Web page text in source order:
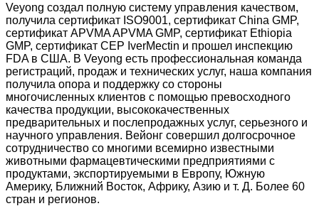
Veyong создал полную систему управления качеством,
получила сертификат ISO9001, сертификат China GMP,
сертификат APVMA APVMA GMP, сертификат Ethiopia
GMP, сертификат CEP IverMectin и прошел инспекцию
FDA в США. В Veyong есть профессиональная команда
регистраций, продаж и технических услуг, наша компания
получила опора и поддержку со стороны
многочисленных клиентов с помощью превосходного
качества продукции, высококачественных
предварительных и послепродажных услуг, серьезного и
научного управления. Вейонг совершил долгосрочное
сотрудничество со многими всемирно известными
животными фармацевтическими предприятиями с
продуктами, экспортируемыми в Европу, Южную
Америку, Ближний Восток, Африку, Азию и т. Д. Более 60
стран и регионов.